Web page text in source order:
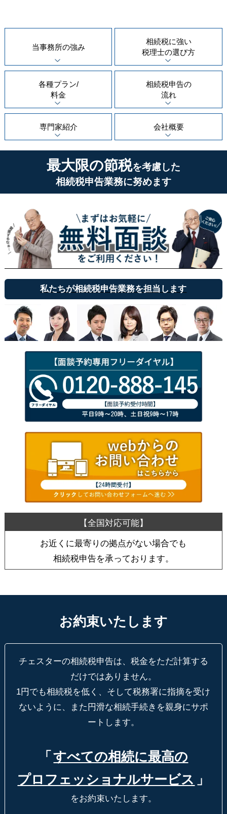
当事務所の強み
相続税に強い
税理士の選び方
各種プラン/
料金
相続税申告の
流れ
専門家紹介 会社概要
最大限の節税を考慮した
相続税申告業務に努めます
私たちが相続税申告業務を担当します
お近くに最寄りの拠点がない場合でも
相続税申告を承っております。
お約束いたします
チェスターの相続税申告は、税金をただ計算する
だけではありません。
1円でも相続税を低く、そして税務署に指摘を受け
ないように、
また円滑な相続手続きを親身にサポ
ートします。
「 すべての相続に最高の
プロフェッショナルサービス 」
をお約束いたします。